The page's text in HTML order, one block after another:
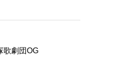
歌劇団OG